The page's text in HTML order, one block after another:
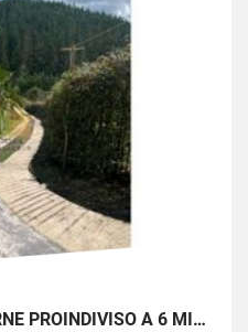
LOTE DE 500 M2 EN GUARNE PROINDIVISO A 6 MINUTOS DE LA AUTOPISTA